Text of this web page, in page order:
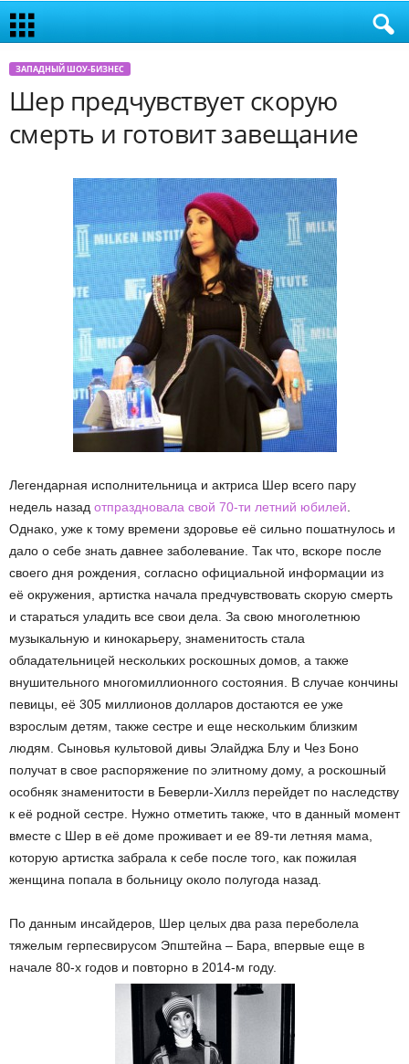
ЗАПАДНЫЙ ШОУ-БИЗНЕС
Шер предчувствует скорую
смерть и готовит завещание
Легендарная исполнительница и актриса Шер всего пару
недель назад отпраздновала свой 70-ти летний юбилей
Однако, уже к тому времени здоровье её сильно пошатнулось и
дало о себе знать давнее заболевание. Так что, вскоре после
своего дня рождения, согласно официальной информации из
её окружения, артистка начала предчувствовать скорую смерть
и стараться уладить все свои дела. За свою многолетнюю
музыкальную и кинокарьеру, знаменитость стала
обладательницей нескольких роскошных домов, а также
внушительного многомиллионного состояния. В случае кончины
певицы, её 305 миллионов долларов достаются ее уже
взрослым детям, также сестре и еще нескольким близким
людям. Сыновья культовой дивы Элайджа Блу и Чез Боно
получат в свое распоряжение по элитному дому, а роскошный
особняк знаменитости в Беверли-Хиллз перейдет по наследству
к её родной сестре. Нужно отметить также, что в данный момент
вместе с Шер в её доме проживает и ее 89-ти летняя мама,
которую артистка забрала к себе после того, как пожилая
женщина попала в больницу около полугода назад.
По данным инсайдеров, Шер целых два раза переболела
тяжелым герпесвирусом Эпштейна – Бара, впервые еще в
начале 80-х годов и повторно в 2014-м году.